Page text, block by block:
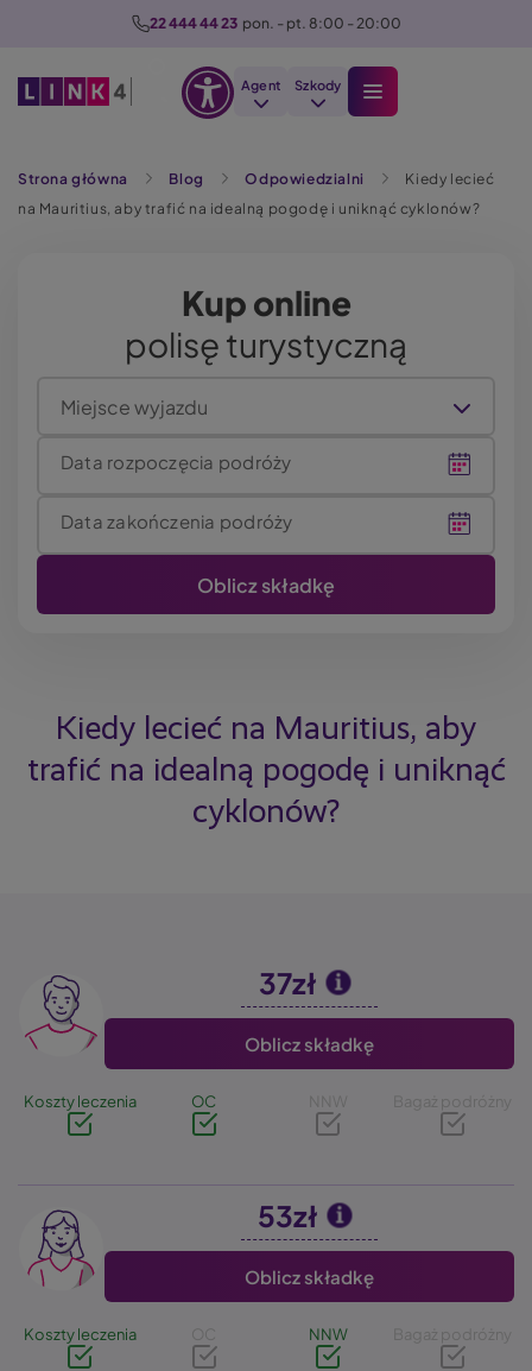
22 444 44 23 pon. - pt. 8:00 - 20:00
dostępności
Agent Szkody
Strona główna Blog Odpowiedzialni
Kiedy lecieć
na Mauritius, aby trafić na idealną pogodę i uniknąć cyklonów?
Kup online
polisę turystyczną
Miejsce wyjazdu
Data rozpoczęcia podróży
Data zakończenia podróży
Kiedy lecieć na Mauritius, aby
trafić na idealną pogodę i uniknąć
cyklonów?
Image 37zł
Oblicz składkę
Koszty leczenia OC NNW Bagaż podróżny
Image 53zł
Oblicz składkę
Koszty leczenia NNW Bagaż podróżny